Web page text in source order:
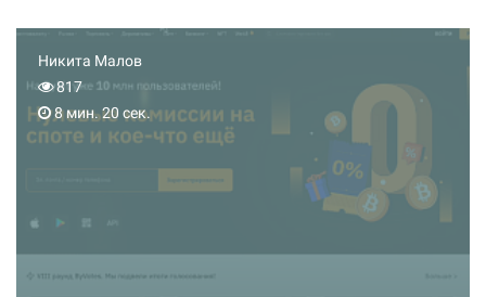
Никита Малов
817
8 мин. 20 сек.